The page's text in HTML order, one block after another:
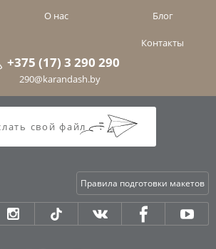
О нас Блог
Контакты
+375 (17) 3 290 290
290@karandash.by
свой файл
Правила подготовки макетов